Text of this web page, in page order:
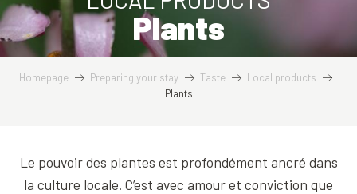
Plants
Homepage Preparing your stay Taste
Local products
Plants
Le pouvoir des plantes est profondément ancré dans
la culture locale. C’est avec amour et conviction que